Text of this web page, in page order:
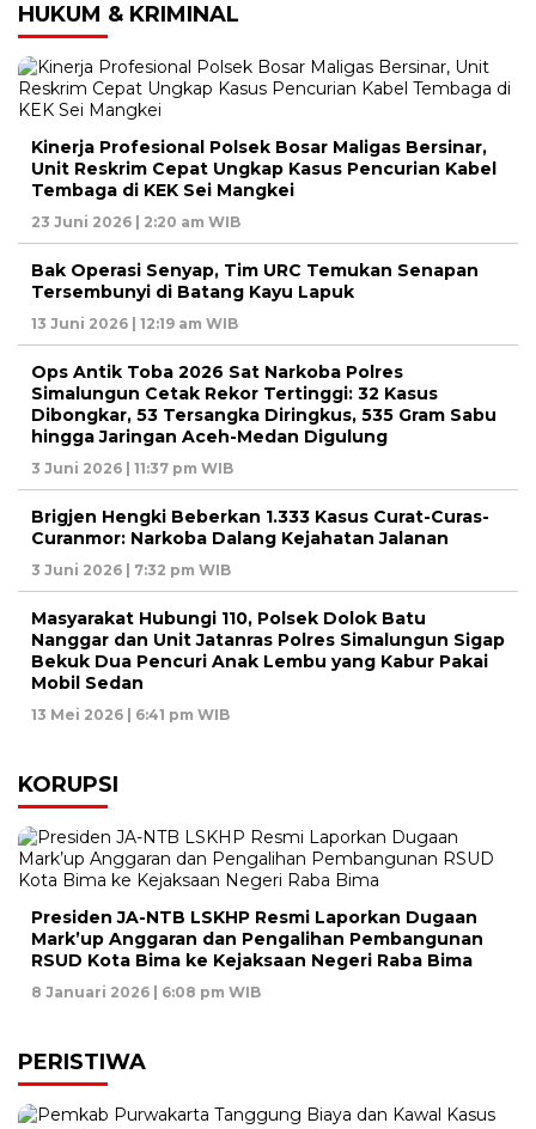
HUKUM & KRIMINAL
Kinerja Profesional Polsek Bosar Maligas Bersinar,
Unit Reskrim Cepat Ungkap Kasus Pencurian Kabel
Tembaga di KEK Sei Mangkei
23 Juni 2026 | 2:20 am WIB
Bak Operasi Senyap, Tim URC Temukan Senapan
Tersembunyi di Batang Kayu Lapuk
13 Juni 2026 | 12:19 am WIB
Ops Antik Toba 2026 Sat Narkoba Polres
Simalungun Cetak Rekor Tertinggi: 32 Kasus
Dibongkar, 53 Tersangka Diringkus, 535 Gram Sabu
hingga Jaringan Aceh-Medan Digulung
3 Juni 2026 | 11:37 pm WIB
Brigjen Hengki Beberkan 1.333 Kasus Curat-Curas-
Curanmor: Narkoba Dalang Kejahatan Jalanan
3 Juni 2026 | 7:32 pm WIB
Masyarakat Hubungi 110, Polsek Dolok Batu
Nanggar dan Unit Jatanras Polres Simalungun Sigap
Bekuk Dua Pencuri Anak Lembu yang Kabur Pakai
Mobil Sedan
13 Mei 2026 | 6:41 pm WIB
KORUPSI
Presiden JA-NTB LSKHP Resmi Laporkan Dugaan
Mark’up Anggaran dan Pengalihan Pembangunan
RSUD Kota Bima ke Kejaksaan Negeri Raba Bima
8 Januari 2026 | 6:08 pm WIB
PERISTIWA